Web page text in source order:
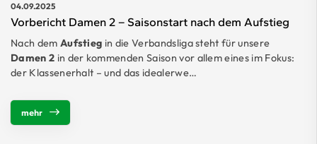
04.09.2025
Vorbericht Damen 2 – Saisonstart nach dem Aufstieg
Nach dem Aufstieg in die Verbandsliga steht für unsere
Damen 2 in der kommenden Saison vor allem eines im Fokus:
der Klassenerhalt – und das idealerwe…
mehr